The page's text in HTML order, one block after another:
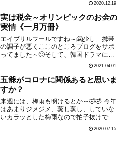
してましたここまで、携帯でやってき
て、急にパソコンって・・・出来なくは
ないんですでも～こんな感じエ...
2020.12.19
実は税金～オリンピックのお金の
実情《一月万冊》
エイプリルフールですね～🤗少し、携帯
の調子が悪くここのところブログをサボ
ってました～🙄そして、韓国ドラマに嵌
まってます・・・《photo・OーDAN》し
かし、嘘でも何でもない、オリンピック
のお金のかかりよう・・・オリンピック
やるやる詐欺も真...
2021.04.01
五爺がコロナに関係あると思いま
すか？
来週には、梅雨も明けるとか～🤣🤣 今年
はあまりジメジメ、蒸し蒸し、していな
いカラッとした梅雨なので拍子抜けです
さに攻撃されていたような、雷でしたね
2020.07.15